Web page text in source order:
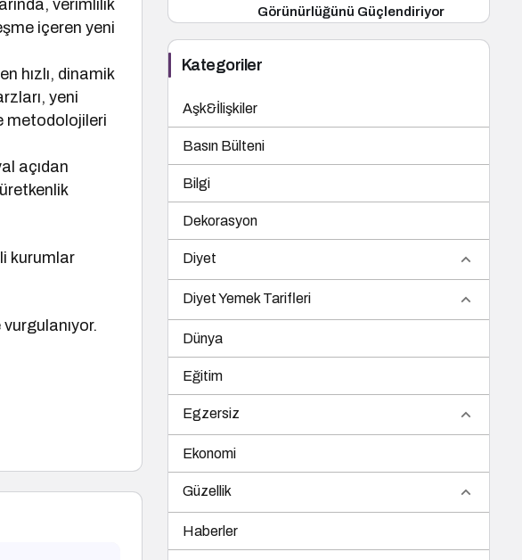
verimlilik
içeren yeni
hızlı, dinamik
yeni
metodolojileri
açıdan
kurumlar
vurgulanıyor.
Görünürlüğünü Güçlendiriyor
Kategoriler
Aşk&İlişkiler
Basın Bülteni
Bilgi
Dekorasyon
Diyet
Diyet Yemek Tarifleri
Dünya
Eğitim
Egzersiz
Ekonomi
Güzellik
Haberler